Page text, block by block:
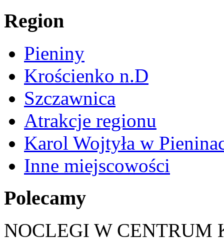
Region
Pieniny
Krościenko n.D
Szczawnica
Atrakcje regionu
Karol Wojtyła w
Inne miejscowości
Polecamy
NOCLEGI W CENTRUM